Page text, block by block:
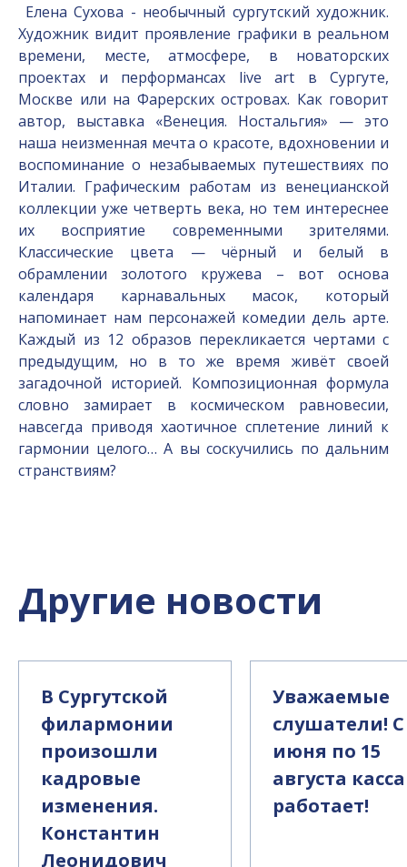
Елена Сухова - необычный сургутский художник.
Художник видит проявление графики в реальном
времени, месте, атмосфере, в новаторских
проектах и перформансах live art в Сургуте,
Москве или на Фарерских островах. Как говорит
автор, выставка «Венеция. Ностальгия» — это
наша неизменная мечта о красоте, вдохновении и
воспоминание о незабываемых путешествиях по
Италии. Графическим работам из венецианской
коллекции уже четверть века, но тем интереснее
их восприятие современными зрителями.
Классические цвета — чёрный и белый в
обрамлении золотого кружева – вот основа
календаря карнавальных масок, который
напоминает нам персонажей комедии дель арте.
Каждый из 12 образов перекликается чертами с
предыдущим, но в то же время живёт своей
загадочной историей. Композиционная формула
словно замирает в космическом равновесии,
навсегда приводя хаотичное сплетение линий к
гармонии целого… А вы соскучились по дальним
странствиям?
Другие новости
В Сургутской
филармонии
произошли
кадровые
изменения.
Константин
Леонидович
Уважаемые
слушатели! С
июня по 15
августа
работает!